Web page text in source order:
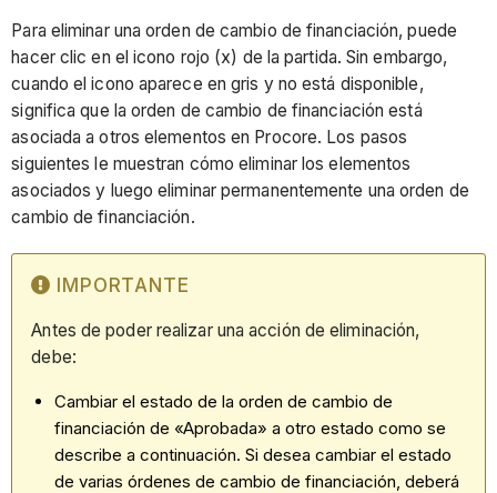
Para eliminar una orden de cambio de financiación, puede
hacer clic en el icono rojo (x) de la partida. Sin embargo,
cuando el icono aparece en gris y no está disponible,
significa que la orden de cambio de financiación está
asociada a otros elementos en Procore. Los pasos
siguientes le muestran cómo eliminar los elementos
asociados y luego eliminar permanentemente una orden de
cambio de financiación.
IMPORTANTE
Antes de poder realizar una acción de eliminación,
debe:
Cambiar el estado de la orden de cambio de
financiación de «Aprobada» a otro estado como se
describe a continuación. Si desea cambiar el estado
de varias órdenes de cambio de financiación, deberá